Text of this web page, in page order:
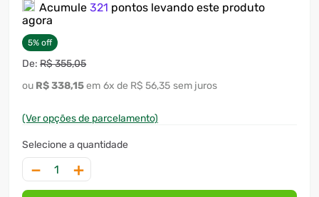
Acumule 321 pontos levando este produto
agora
5% off
R$355,05
R$338,15 6x R$ 56,35 sem juros
(Ver opções de parcelamento)
＋
－